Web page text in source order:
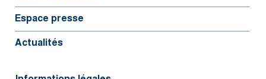
Espace presse
Actualités